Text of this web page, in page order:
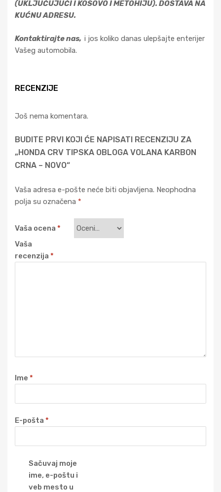
(UKLJUČUJUĆI I KOSOVO I METOHIJU). DOSTAVA NA
KUĆNU ADRESU.
Kontaktirajte nas, i jos koliko danas ulepšajte enterijer
Vašeg automobila.
RECENZIJE
Još nema komentara.
BUDITE PRVI KOJI ĆE NAPISATI RECENZIJU ZA
„HONDA CRV TIPSKA OBLOGA VOLANA KARBON
CRNA – NOVO“
Vaša adresa e-pošte neće biti objavljena. Neophodna
polja su označena *
Vaša ocena *
Vaša
recenzija *
Ime *
E-pošta *
Sačuvaj moje
ime, e-poštu i
veb mesto u